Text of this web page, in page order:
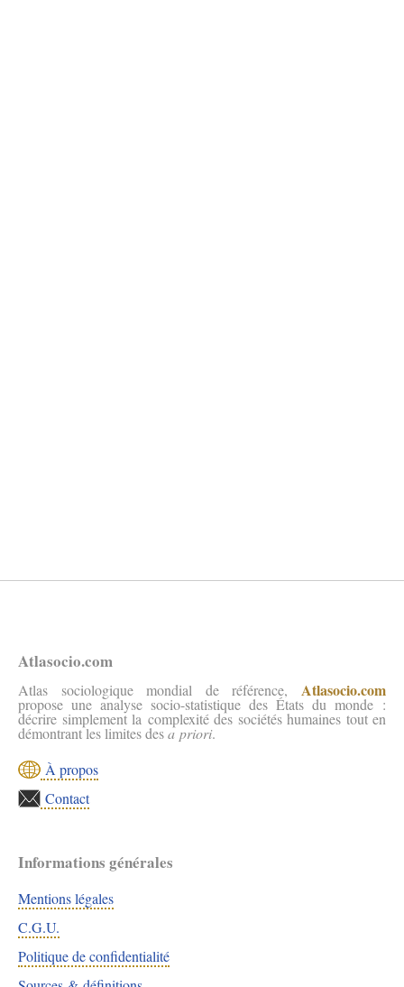
Atlasocio.com
Atlas sociologique mondial de référence, Atlasocio.com
propose une analyse socio-statistique des États du monde :
décrire simplement la complexité des sociétés humaines tout en
démontrant les limites desa priori.
À propos
Contact
Informations générales
Mentions légales
C.G.U.
Politique de confidentialité